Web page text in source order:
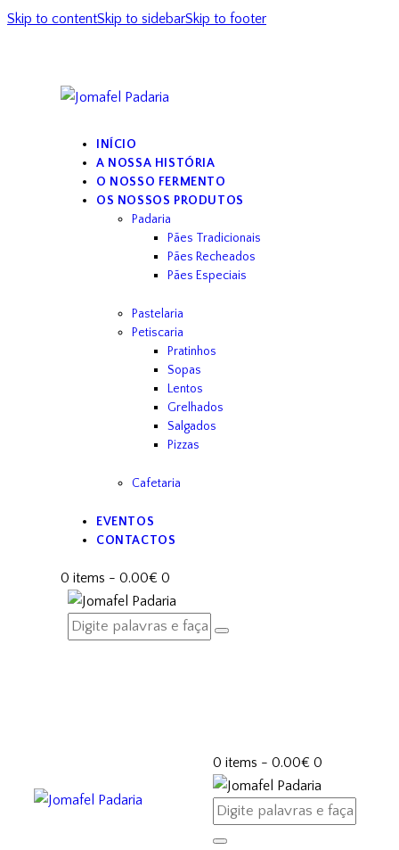
Skip to contentSkip to sidebarSkip to footer
INÍCIO
A NOSSA HISTÓRIA
O NOSSO FERMENTO
OS NOSSOS PRODUTOS
Padaria
Pães Tradicionais
Pães Recheados
Pães Especiais
Pastelaria
Petiscaria
Pratinhos
Sopas
Lentos
Grelhados
Salgados
Pizzas
Cafetaria
EVENTOS
CONTACTOS
0 items - 0.00€ 0
0 items - 0.00€ 0